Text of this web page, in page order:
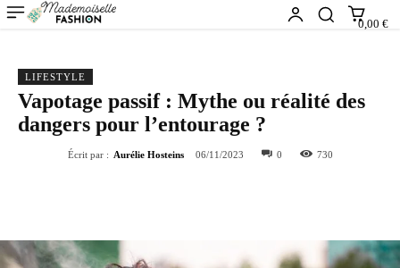
0,00 €
LIFESTYLE
Vapotage passif : Mythe ou réalité des
dangers pour l’entourage ?
Écrit par : Aurélie Hosteins 06/11/2023 0 730